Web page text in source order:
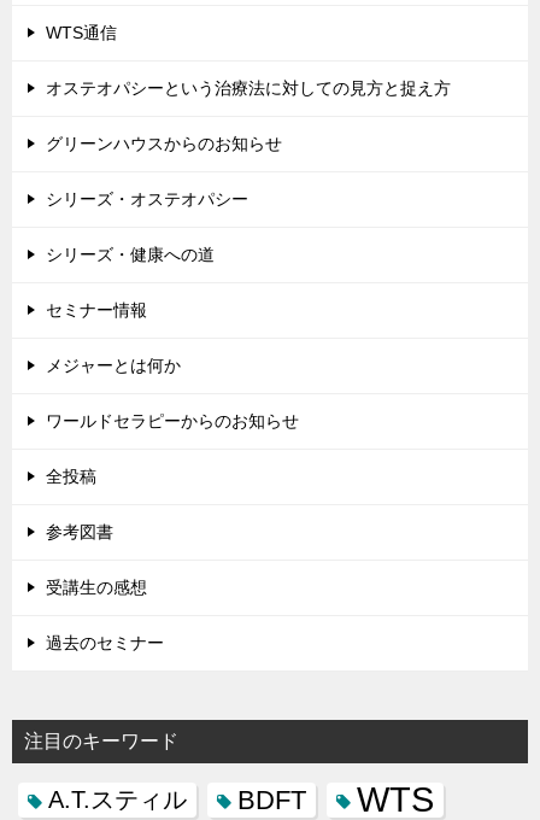
WTS通信
オステオパシーという治療法に対しての見方と捉え方
グリーンハウスからのお知らせ
シリーズ・オステオパシー
シリーズ・健康への道
セミナー情報
メジャーとは何か
ワールドセラピーからのお知らせ
全投稿
参考図書
受講生の感想
過去のセミナー
注目のキーワード
A.T.スティル BDFT WTS